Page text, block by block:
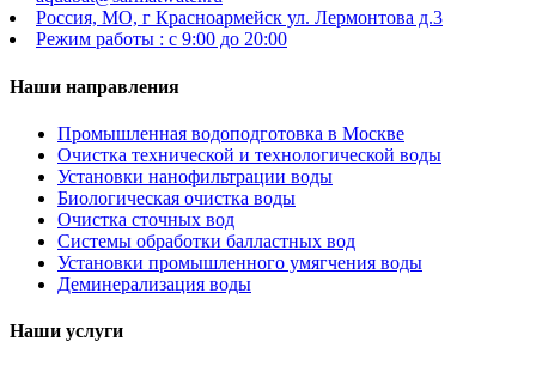
Россия, МО, г Красноармейск ул. Лермонтова д.3
Режим работы : с 9:00 до 20:00
Наши направления
Промышленная водоподготовка в Москве
Очистка технической и технологической воды
Установки нанофильтрации воды
Биологическая очистка воды
Очистка сточных вод
Системы обработки балластных вод
Установки промышленного умягчения воды
Деминерализация воды
Наши услуги